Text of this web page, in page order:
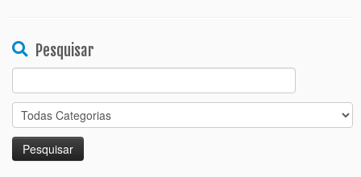
Pesquisar
for: